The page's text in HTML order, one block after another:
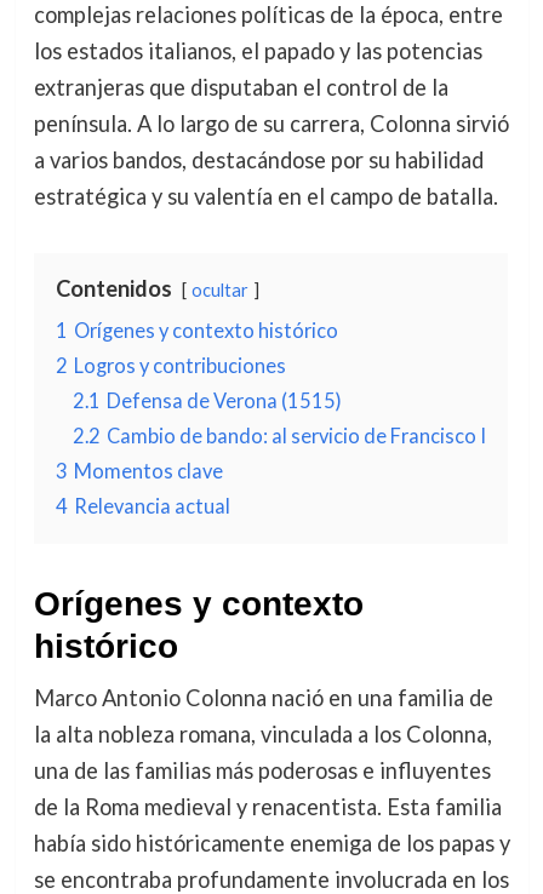
complejas relaciones políticas de la época, entre
los estados italianos, el papado y las potencias
extranjeras que disputaban el control de la
península. A lo largo de su carrera, Colonna sirvió
a varios bandos, destacándose por su habilidad
estratégica y su valentía en el campo de batalla.
Contenidos ocultar
1 Orígenes y contexto histórico
2 Logros y contribuciones
2.1 Defensa de Verona (1515)
2.2 Cambio de bando: al servicio de Francisco I
3 Momentos clave
4 Relevancia actual
Orígenes y contexto
histórico
Marco Antonio Colonna nació en una familia de
la alta nobleza romana, vinculada a los Colonna,
una de las familias más poderosas e influyentes
de la Roma medieval y renacentista. Esta familia
había sido históricamente enemiga de los papas y
se encontraba profundamente involucrada en los